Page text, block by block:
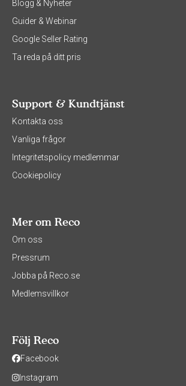
Blogg & Nyheter
Guider & Webinar
Google Seller Rating
Ta reda på ditt pris
Support & Kundtjänst
Kontakta oss
Vanliga frågor
Integritetspolicy medlemmar
Cookiepolicy
Mer om Reco
Om oss
Pressrum
Jobba på Reco.se
Medlemsvillkor
Följ Reco
Facebook
Instagram